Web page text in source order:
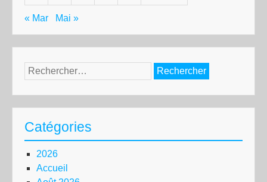
« Mar Mai »
Rechercher :
Catégories
2026
Accueil